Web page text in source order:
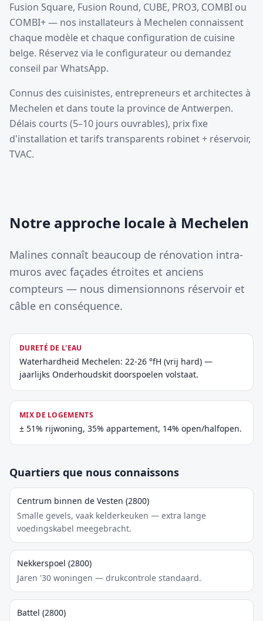
Fusion Square, Fusion Round, CUBE, PRO3, COMBI ou
COMBI+ — nos installateurs à Mechelen connaissent
chaque modèle et chaque configuration de cuisine
belge. Réservez via le configurateur ou demandez
conseil par WhatsApp.
Connus des cuisinistes, entrepreneurs et architectes à
Mechelen et dans toute la province de Antwerpen.
Délais courts (5–10 jours ouvrables), prix fixe
d'installation et tarifs transparents robinet + réservoir,
TVAC.
Notre approche locale à Mechelen
Malines connaît beaucoup de rénovation intra-
muros avec façades étroites et anciens
compteurs — nous dimensionnons réservoir et
câble en conséquence.
DURETÉ DE L'EAU
Waterhardheid Mechelen: 22-26 °fH (vrij hard) —
jaarlijks Onderhoudskit doorspoelen volstaat.
MIX DE LOGEMENTS
± 51% rijwoning, 35% appartement, 14% open/halfopen.
Quartiers que nous connaissons
Centrum binnen de Vesten (2800)
Smalle gevels, vaak kelderkeuken — extra lange
voedingskabel meegebracht.
Nekkerspoel (2800)
Jaren '30 woningen — drukcontrole standaard.
Battel (2800)